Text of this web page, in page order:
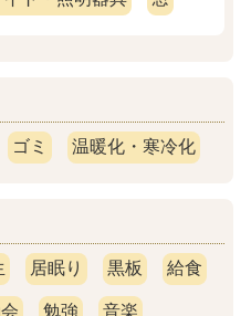
ゴミ 温暖化・寒冷化
居眠り 黒板 給食
勉強 音楽